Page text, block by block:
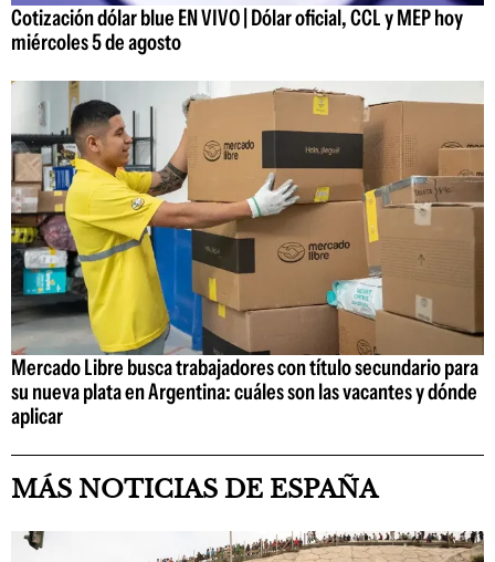
Cotización dólar blue EN VIVO | Dólar oficial, CCL y MEP hoy
miércoles 5 de agosto
Mercado Libre busca trabajadores con título secundario para
su nueva plata en Argentina: cuáles son las vacantes y dónde
aplicar
MÁS NOTICIAS DE ESPAÑA